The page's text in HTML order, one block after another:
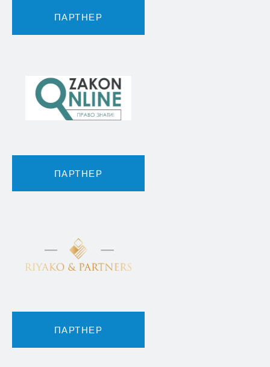
ПАРТНЕР
ПАРТНЕР
ПАРТНЕР